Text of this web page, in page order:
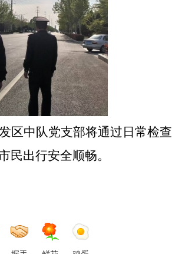
区中队党支部将通过日常检查
民出行安全顺畅。